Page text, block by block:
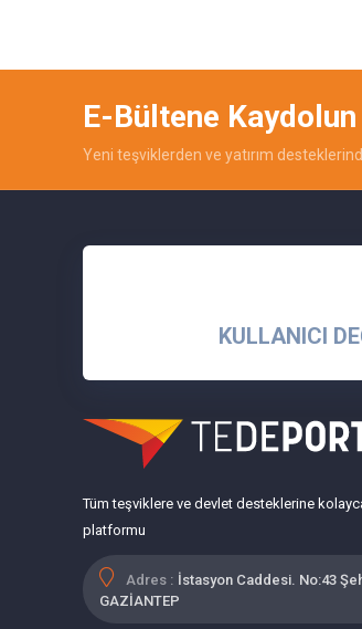
E-Bültene Kaydolun
Yeni teşviklerden ve yatırım
KULLANICI
Tüm teşviklere ve devlet desteklerine
platformu
Adres : İstasyon Caddesi. No:43
GAZİANTEP